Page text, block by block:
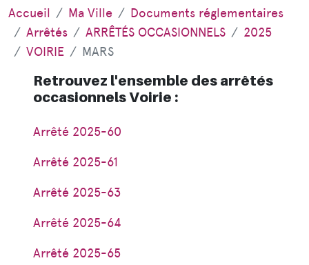
Accueil Ma Ville
Documents réglementaires
Arrêtés
ARRÊTÉS OCCASIONNELS
2025
VOIRIE
MARS
Retrouvez l'ensemble des arrêtés
occasionnels Voirie :
Arrêté 2025-60
Arrêté 2025-61
Arrêté 2025-63
Arrêté 2025-64
Arrêté 2025-65